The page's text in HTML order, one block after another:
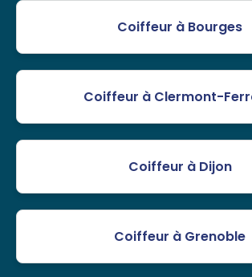
Coiffeur à Bourges
Coiffeur à Clermont-
Coiffeur à Dijon
Coiffeur à Grenoble